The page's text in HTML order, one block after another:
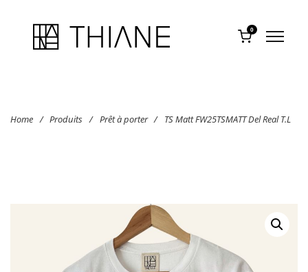
0
Home / Produits / Prêt à porter / TS Matt FW25TSMATT Del Real T.L